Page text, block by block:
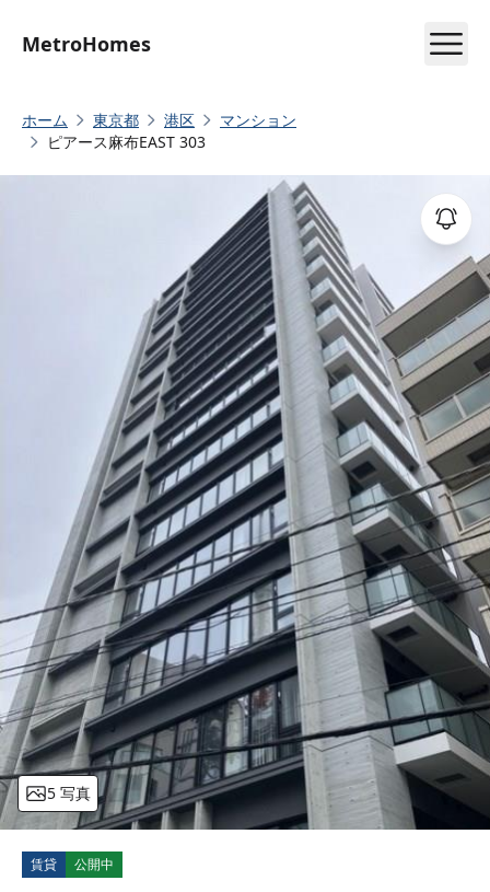
MetroHomes
ホーム 東京都 港区
マンション
ピアース麻布EAST 303
5 写真
賃貸 公開中